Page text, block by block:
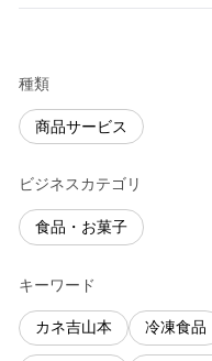
種類
商品サービス
ビジネスカテゴリ
食品・お菓子
キーワード
カネ吉山本 冷凍食品